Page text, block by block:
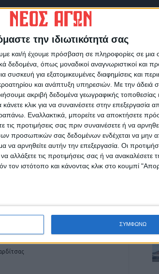
την ιδιωτικότητά σας
και/ή έχουμε πρόσβαση σε πληροφορίες σε
δεδομένα, όπως μοναδικοί αναγνωριστικοί και
για εξατομικευμένες διαφημίσεις και
και ανάπτυξη υπηρεσιών. Με την άδειά
ακριβή δεδομένα γεωγραφικής τοποθεσίας
κλικ για να συναινέσετε στην επεξεργασία
Εναλλακτικά, μπορείτε να αποκτήσετε
τις προτιμήσεις σας πριν συναινέσετε ή να
προσωπικών σας δεδομένων ενδέχεται να μην
να αρνηθείτε αυτήν την επεξεργασία. Οι
αλλάξετε τις προτιμήσεις σας ή να ανακαλέσετε
τον ιστότοπο και κάνοντας κλικ στο κουμπί
ΣΥΜΦΩΝΩ
στο Google News!
ευρύτερα της Θεσσαλίας
ΕΠΟΜΕΝΟ ΑΡΘΡΟ
για ΑΕΙ: Δεν θα επιτρέψουμε
πάρτι να εξελίσσονται σε γιορτές